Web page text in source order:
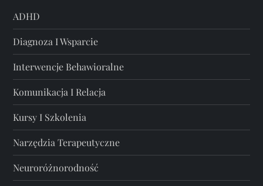
ADHD
Diagnoza I Wsparcie
Interwencje Behawioralne
Komunikacja I Relacja
Kursy I Szkolenia
Narzędzia Terapeutyczne
Neuroróżnorodność